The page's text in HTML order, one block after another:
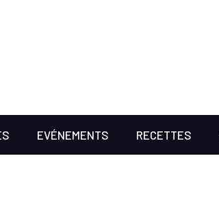
EVÉNEMENTS RECETTES